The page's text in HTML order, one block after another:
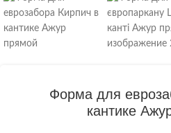
Форма для
кантике